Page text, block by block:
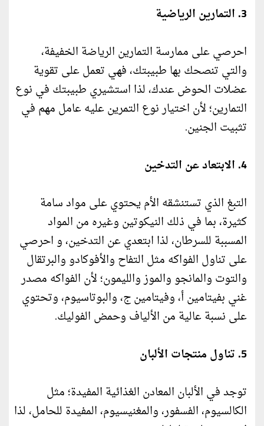
3. التمارين الرياضية
احرصي على ممارسة التمارين الرياضة الخفيفة،
والتي تنصحك بها طبيبتك، فهي تعمل على تقوية
عضلات الحوض عندك، لذا استشيري طبيبتك في نوع
التمارين؛ لأن اختيار نوع التمرين عليه عامل مهم في
تثبيت الجنين.
4. الابتعاد عن التدخين
التبغ الذي تستنشقه الأم يحتوي على مواد سامة
كثيرة، بما في ذلك النيكوتين وغيره من المواد
المسببة للسرطان، لذا ابتعدي عن التدخين، و احرصي
على تناول الفواكه مثل التفاح والأفوكادو والبرتقال
والتوت والمانجو والموز والليمون؛ لأن الفواكه مصدر
غني بفيتامين أ، وفيتامين ج، والبوتاسيوم، وتحتوي
على نسبة عالية من الألياف وحمض الفوليك.
5. تناول منتجات الألبان
توجد في الألبان المعادن الغذائية المفيدة؛ مثل
الكالسيوم، الفسفور، والمغنيسيوم، المفيدة للحامل، لذا